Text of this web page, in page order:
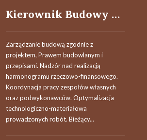
Kierownik Budowy / Kierowniczka Budowy
Zarządzanie budową zgodnie z
projektem, Prawem budowlanym i
przepisami. Nadzór nad realizacją
harmonogramu rzeczowo-finansowego.
Koordynacja pracy zespołów własnych
oraz podwykonawców. Optymalizacja
technologiczno-materiałowa
prowadzonych robót. Bieżący...